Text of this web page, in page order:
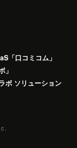
「口コミコム」
」
ボ ソリューション